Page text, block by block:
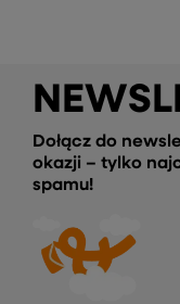
Dołącz do
okazji – tylko
spamu!